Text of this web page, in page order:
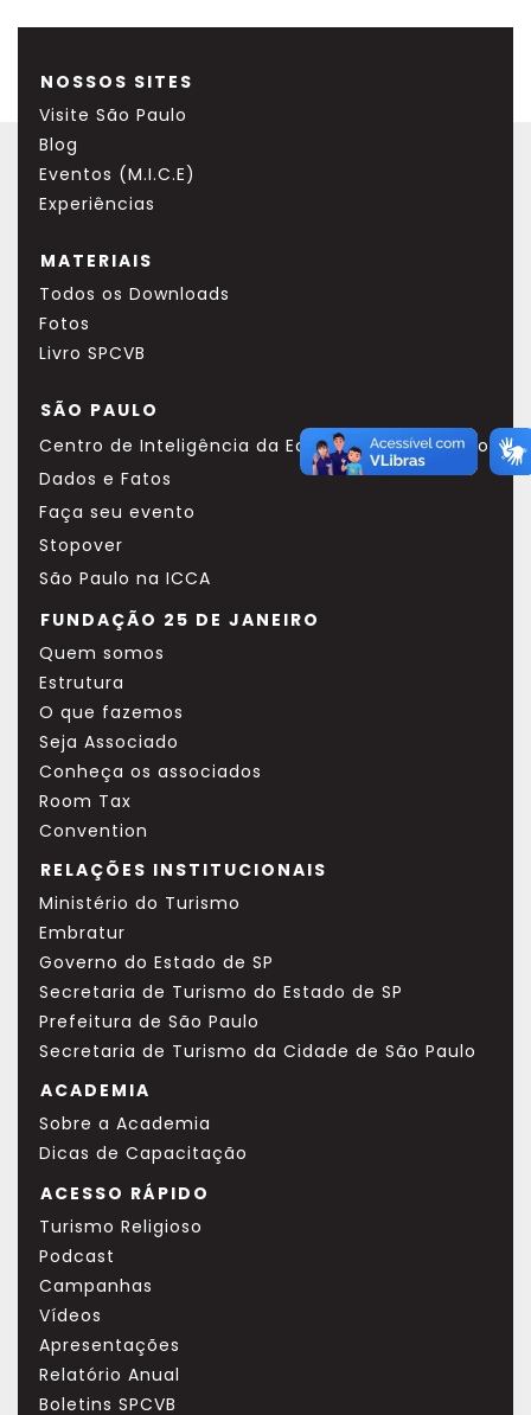
NOSSOS SITES
Visite São Paulo
Blog
Eventos (M.I.C.E)
Experiências
MATERIAIS
Todos os Downloads
Fotos
Livro SPCVB
SÃO PAULO
Centro de Inteligência da Economia do Turismo
Dados e Fatos
Faça seu evento
Stopover
São Paulo na ICCA
FUNDAÇÃO 25 DE JANEIRO
Quem somos
Estrutura
O que fazemos
Seja Associado
Conheça os associados
Room Tax
Convention
RELAÇÕES INSTITUCIONAIS
Ministério do Turismo
Embratur
Governo do Estado de SP
Secretaria de Turismo do Estado de SP
Prefeitura de São Paulo
Secretaria de Turismo da Cidade de São Paulo
ACADEMIA
Sobre a Academia
Dicas de Capacitação
ACESSO RÁPIDO
Turismo Religioso
Podcast
Campanhas
Vídeos
Apresentações
Relatório Anual
Boletins SPCVB